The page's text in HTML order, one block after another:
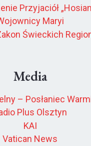
Przyjaciół
Maryi
Świeckich
Media
– Posłaniec
Plus Olsztyn
KAI
Vatican News